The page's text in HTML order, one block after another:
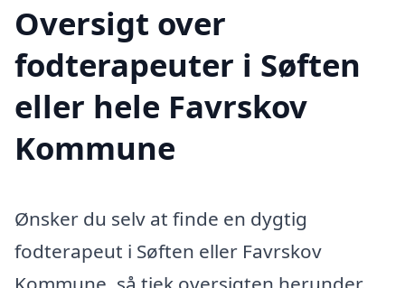
Oversigt over
fodterapeuter i Søften
eller hele Favrskov
Kommune
Ønsker du selv at finde en dygtig
fodterapeut i Søften eller Favrskov